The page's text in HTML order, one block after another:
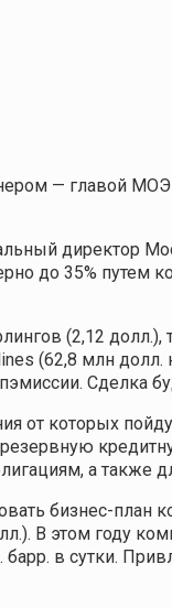
— главой
директор
до 35% путем
(2,12
(62,8 млн
Сделка
от которых
а также
бизнес-
В этом году
в сутки.